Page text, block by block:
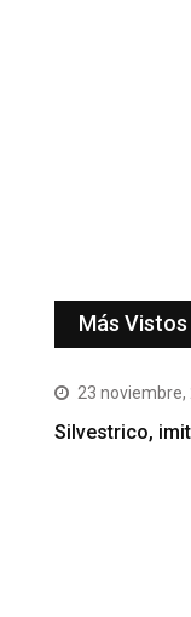
Más Vistos
23 noviembre,
Silvestrico,